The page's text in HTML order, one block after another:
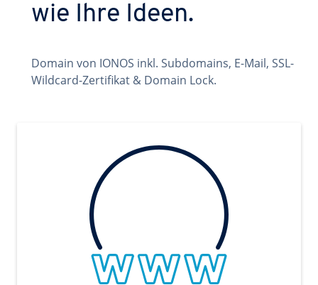
wie Ihre Ideen.
Domain von IONOS inkl. Subdomains, E-Mail, SSL-
Wildcard-Zertifikat & Domain Lock.